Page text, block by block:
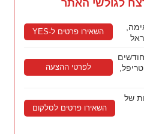
לגולשי האתר
השאירו פרטים ל-YES
50% ל-3 החודשים
לפרטי ההצעה
של
השאירו פרטים לסלקום